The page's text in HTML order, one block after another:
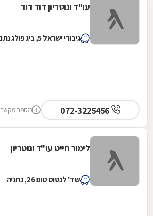
עו"ד ונוטריון דוד דוד
גיבורי ישראל 5, ביג פולג נתניה
מספר מקשר
לימור חייט עו"ד ונוטריון
שד' לנטוס טום 26, נתניה